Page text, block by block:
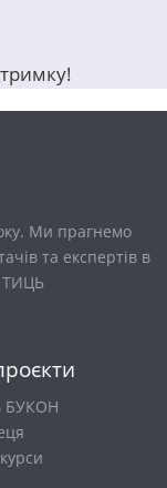
Ми прагнемо
та експертів в
ТИЦЬ
БУКОН